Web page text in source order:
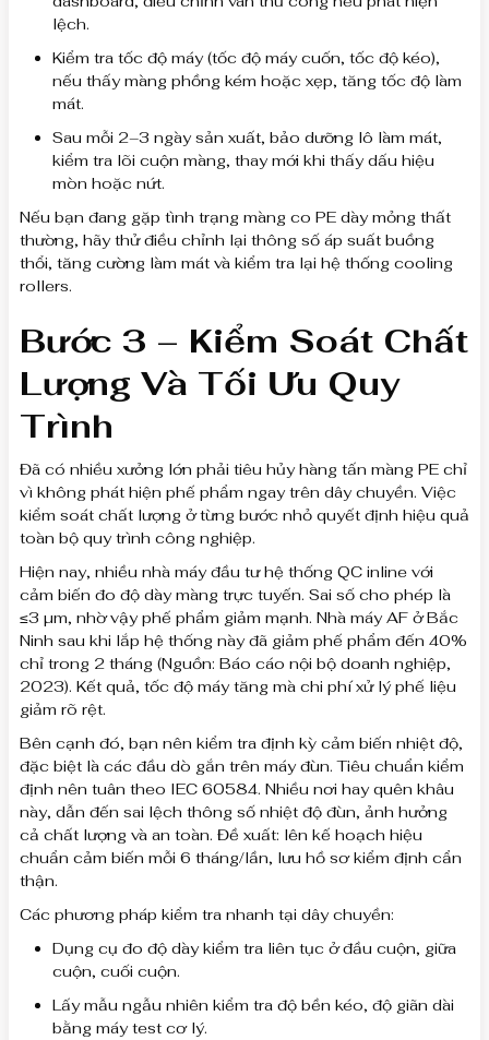
lệch.
Kiểm tra tốc độ máy (tốc độ máy cuốn, tốc độ kéo),
nếu thấy màng phồng kém hoặc xẹp, tăng tốc độ làm
mát.
Sau mỗi 2–3 ngày sản xuất, bảo dưỡng lô làm mát,
kiểm tra lõi cuộn màng, thay mới khi thấy dấu hiệu
mòn hoặc nứt.
Nếu bạn đang gặp tình trạng màng co PE dày mỏng thất
thường, hãy thử điều chỉnh lại thông số áp suất buồng
thổi, tăng cường làm mát và kiểm tra lại hệ thống cooling
rollers.
Bước 3 – Kiểm Soát Chất
Lượng Và Tối Ưu Quy
Trình
Đã có nhiều xưởng lớn phải tiêu hủy hàng tấn màng PE chỉ
vì không phát hiện phế phẩm ngay trên dây chuyền. Việc
kiểm soát chất lượng ở từng bước nhỏ quyết định hiệu quả
toàn bộ quy trình công nghiệp.
Hiện nay, nhiều nhà máy đầu tư hệ thống QC inline với
cảm biến đo độ dày màng trực tuyến. Sai số cho phép là
≤3 µm, nhờ vậy phế phẩm giảm mạnh. Nhà máy AF ở Bắc
Ninh sau khi lắp hệ thống này đã giảm phế phẩm đến 40%
chỉ trong 2 tháng (Nguồn: Báo cáo nội bộ doanh nghiệp,
2023). Kết quả, tốc độ máy tăng mà chi phí xử lý phế liệu
giảm rõ rệt.
Bên cạnh đó, bạn nên kiểm tra định kỳ cảm biến nhiệt độ,
đặc biệt là các đầu dò gắn trên máy đùn. Tiêu chuẩn kiểm
định nên tuân theo IEC 60584. Nhiều nơi hay quên khâu
này, dẫn đến sai lệch thông số nhiệt độ đùn, ảnh hưởng
cả chất lượng và an toàn. Đề xuất: lên kế hoạch hiệu
chuẩn cảm biến mỗi 6 tháng/lần, lưu hồ sơ kiểm định cẩn
thận.
Các phương pháp kiểm tra nhanh tại dây chuyền:
Dụng cụ đo độ dày kiểm tra liên tục ở đầu cuộn, giữa
cuộn, cuối cuộn.
Lấy mẫu ngẫu nhiên kiểm tra độ bền kéo, độ giãn dài
bằng máy test cơ lý.